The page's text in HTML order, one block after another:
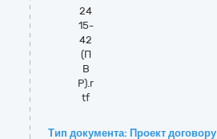
24
15-
42
(П
В
Р).r
tf
Тип документа: Проект договору